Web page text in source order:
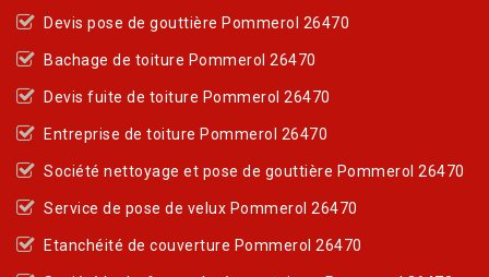
Devis pose de gouttière Pommerol 26470
Bachage de toiture Pommerol 26470
Devis fuite de toiture Pommerol 26470
Entreprise de toiture Pommerol 26470
Société nettoyage et pose de gouttière Pommerol 26470
Service de pose de velux Pommerol 26470
Etanchéité de couverture Pommerol 26470